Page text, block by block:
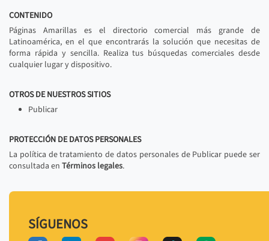
CONTENIDO
Páginas Amarillas es el directorio comercial más grande de
Latinoamérica, en el que encontrarás la solución que necesitas de
forma rápida y sencilla. Realiza tus búsquedas comerciales desde
cualquier lugar y dispositivo.
OTROS DE NUESTROS SITIOS
Publicar
PROTECCIÓN DE DATOS PERSONALES
La política de tratamiento de datos personales de Publicar puede ser
consultada en Términos legales.
SÍGUENOS